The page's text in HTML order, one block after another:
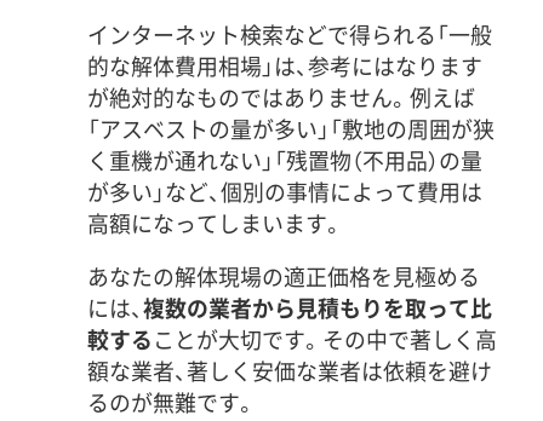
インターネット検索などで得られる「一般
的な解体費用相場」は、参考にはなります
が絶対的なものではありません。例えば
「アスベストの量が多い」「敷地の周囲が狭
く重機が通れない」「残置物（不用品）の量
が多い」など、個別の事情によって費用は
高額になってしまいます。
あなたの解体現場の適正価格を見極める
には、複数の業者から見積もりを取って比
較することが大切です。その中で著しく高
額な業者、著しく安価な業者は依頼を避け
るのが無難です。